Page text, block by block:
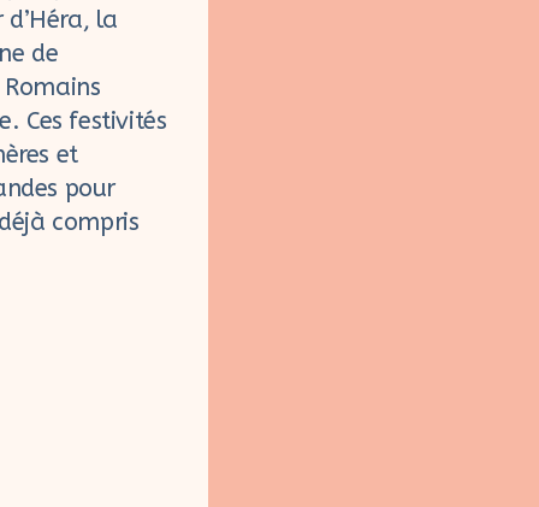
la
de
Ces festivités
et
pour
compris